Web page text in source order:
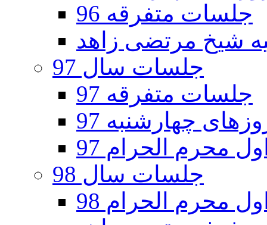
جلسات متفرقه 96
جلسات سال 97
جلسات متفرقه 97
چهارشنبه 97
محرم الحرام 97
جلسات سال 98
محرم الحرام 98